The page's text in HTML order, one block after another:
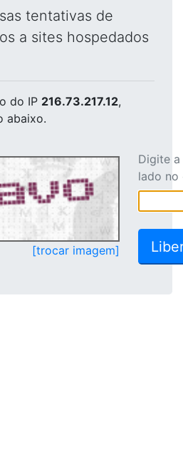
tentativas de
a sites hospedados
do IP 216.73.217.12,
abaixo.
[trocar imagem]
Digite
lado no